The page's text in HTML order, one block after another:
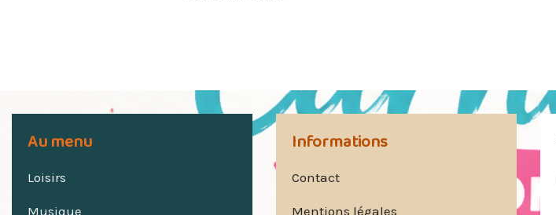
Au menu
Loisirs
Musique
Informations
Contact
Mentions légales